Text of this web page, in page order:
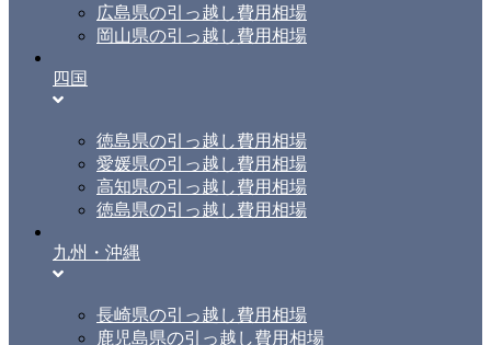
広島県の引っ越し費用相場
岡山県の引っ越し費用相場
四国
徳島県の引っ越し費用相場
愛媛県の引っ越し費用相場
高知県の引っ越し費用相場
徳島県の引っ越し費用相場
九州・沖縄
長崎県の引っ越し費用相場
鹿児島県の引っ越し費用相場